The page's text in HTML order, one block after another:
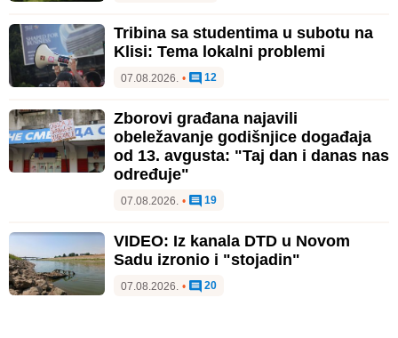
Tribina sa studentima u subotu na
Klisi: Tema lokalni problemi
07.08.2026. • 12
Zborovi građana najavili
obeležavanje godišnjice događaja
od 13. avgusta: "Taj dan i danas nas
određuje"
07.08.2026. • 19
VIDEO: Iz kanala DTD u Novom
Sadu izronio i "stojadin"
07.08.2026. • 20